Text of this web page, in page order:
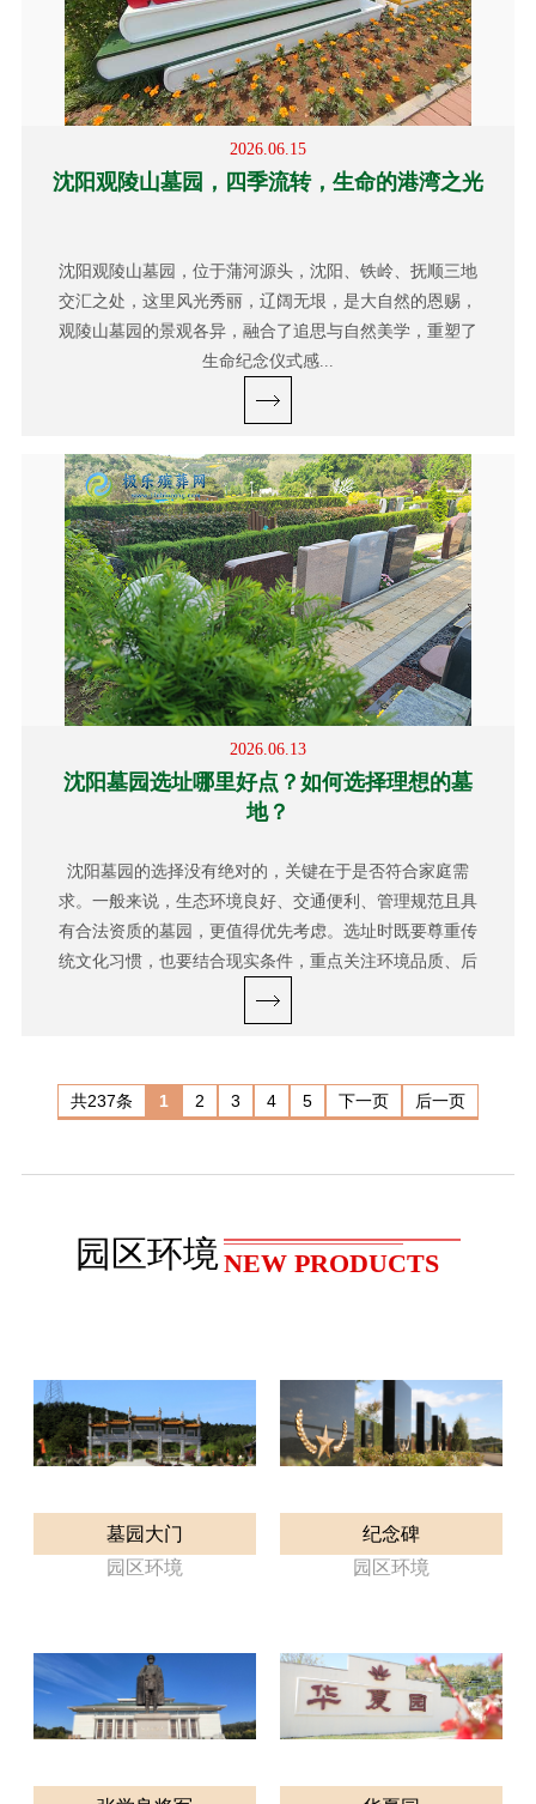
2026.06.15
沈阳观陵山墓园，四季流转，生命的港湾之光
沈阳观陵山墓园，位于蒲河源头，沈阳、铁岭、抚顺三地
交汇之处，这里风光秀丽，辽阔无垠，是大自然的恩赐，
观陵山墓园的景观各异，融合了追思与自然美学，重塑了
生命纪念仪式感...
2026.06.13
沈阳墓园选址哪里好点？如何选择理想的墓
地？
沈阳墓园的选择没有绝对的，关键在于是否符合家庭需
求。一般来说，生态环境良好、交通便利、管理规范且具
有合法资质的墓园，更值得优先考虑。选址时既要尊重传
统文化习惯，也要结合现实条件，重点关注环境品质、后
共237条 1 2 3 4 5 下一页 后一页
园区环境NEW PRODUCTS
墓园大门
园区环境
纪念碑
园区环境